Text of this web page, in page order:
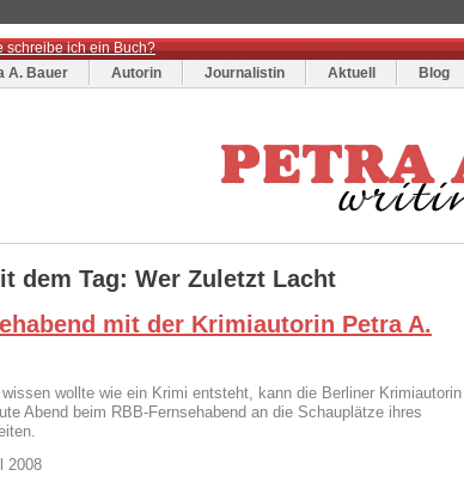
schreibe ich ein Buch?
A. Bauer Autorin Journalistin Aktuell Blog
dem Tag: Wer Zuletzt Lacht
mit der Krimiautorin Petra A.
wollte wie ein Krimi entsteht, kann die Berliner Krimiautorin
Abend beim RBB-Fernsehabend an die Schauplätze ihres
2008